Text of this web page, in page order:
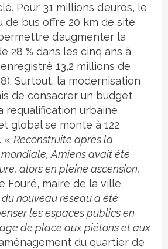
Pour 31 millions d’euros, le
de bus offre 20 km de site
d’augmenter la
28 % dans les cinq ans à
13,2 millions de
Surtout, la modernisation
de consacrer un budget
requalification urbaine,
global se monte à 122
« Reconstruite après la
Amiens avait été
alors en pleine ascension,
Fouré, maire de la ville.
nouveau réseau a été
les espaces publics en
de place aux piétons et aux
du quartier de